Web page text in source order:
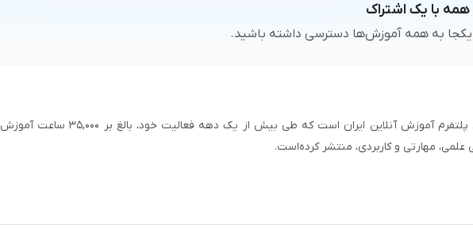
همه با یک اشتراک
یکجا به همه آموزش‌ها دسترسی داشته باشید.
سازمان علمی و آموزشی فرادرس، بزرگ‌ترین پلتفرم آموزش آنلاین ایران است که طی بیش از یک دهه فعالیت خود، بالغ بر ۳۵,۰۰۰ ساعت آموزش